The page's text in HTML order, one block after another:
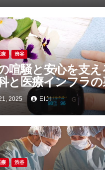
療 渋谷
喧騒と安心を支え
と医療インフラの
2025 EIJI
療 渋谷